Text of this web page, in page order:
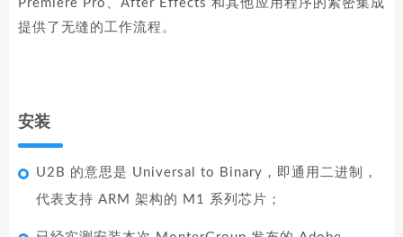
Premiere Pro、After Effects 和其他应用程序的紧密集成
提供了无缝的工作流程。
安装
U2B 的意思是 Universal to Binary，即通用二进制，
代表支持 ARM 架构的 M1 系列芯片；